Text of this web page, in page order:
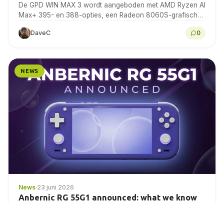
De GPD WIN MAX 3 wordt aangeboden met AMD Ryzen AI
Max+ 395- en 388-opties, een Radeon 8060S-grafische
DaveC 0
NEWS
News·23 juni 2026
Anbernic RG 55G1 announced: what we know